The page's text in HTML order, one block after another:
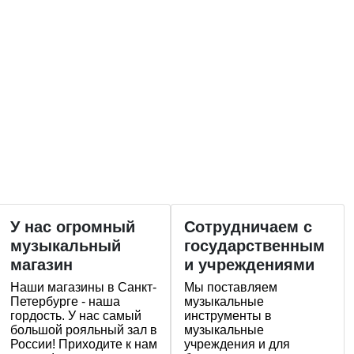
У нас огромный
музыкальный
магазин
Наши магазины в Санкт-
Петербурге - наша
гордость. У нас самый
большой рояльный зал в
России! Приходите к нам
Сотрудничаем с
государственным
и учреждениями
Мы поставляем
музыкальные
инструменты в
музыкальные
учреждения и для